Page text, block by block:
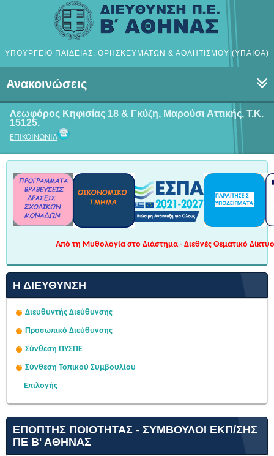
ΥΠΟΥΡΓΕΙΟ ΠΑΙΔΕΙΑΣ, ΘΡΗΣΚΕΥΜΑΤΩΝ & ΑΘΛΗΤΙΣΜΟΥ (ΥΠΑΙΘΑ)
Ανακοινώσεις
Λεωφόρος Κηφισίας 18 & Γκύζη, Μαρούσι Αττικής, Τ.Κ.
15125.
ΕΠΙΚΟΙΝΩΝΙΑ
Από τη Μυθολογία στο Διάστημα - Διεθνές Θεματικό
Η ΔΙΕΎΘΥΝΣΗ
Διευθυντής Διεύθυνσης
Προσωπικό Διεύθυνσης
Σύνθεση ΠΥΣΠΕ
Σύνθεση Τοπικού Συμβουλίου
Επιλογής
ΕΠΌΠΤΗΣ ΠΟΙΌΤΗΤΑΣ - ΣΎΜΒΟΥΛΟΙ ΕΚΠ/ΣΗΣ
ΠΕ Β' ΑΘΉΝΑΣ